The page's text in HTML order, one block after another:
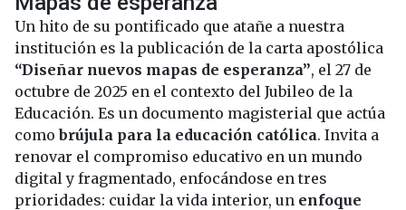
Un hito de su pontificado que atañe a nuestra
institución es la publicación de la carta apostólica
“Diseñar nuevos mapas de esperanza”, el 27 de
octubre de 2025 en el contexto del Jubileo de la
Educación. Es un documento magisterial que actúa
comobrújula para la educación católica. Invita a
renovar el compromiso educativo en un mundo
digital y fragmentado, enfocándose en tres
prioridades: cuidar la vida interior, un enfoque